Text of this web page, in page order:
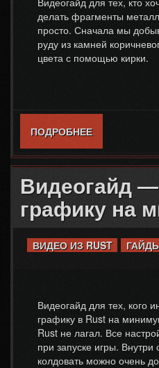
делать фрагменты
просто. Сначала мы
руду из камней
цвета с помощью кирки.
ПОДРОБНЕЕО
ВЫСОКОГО
Видеогайд
графику на
ВИДЕО ИЗ RUST
Видеогайд для тех, кого
графику в Rust на
Rust не лагал. Все
при запуске игры.
колдовать можно очень